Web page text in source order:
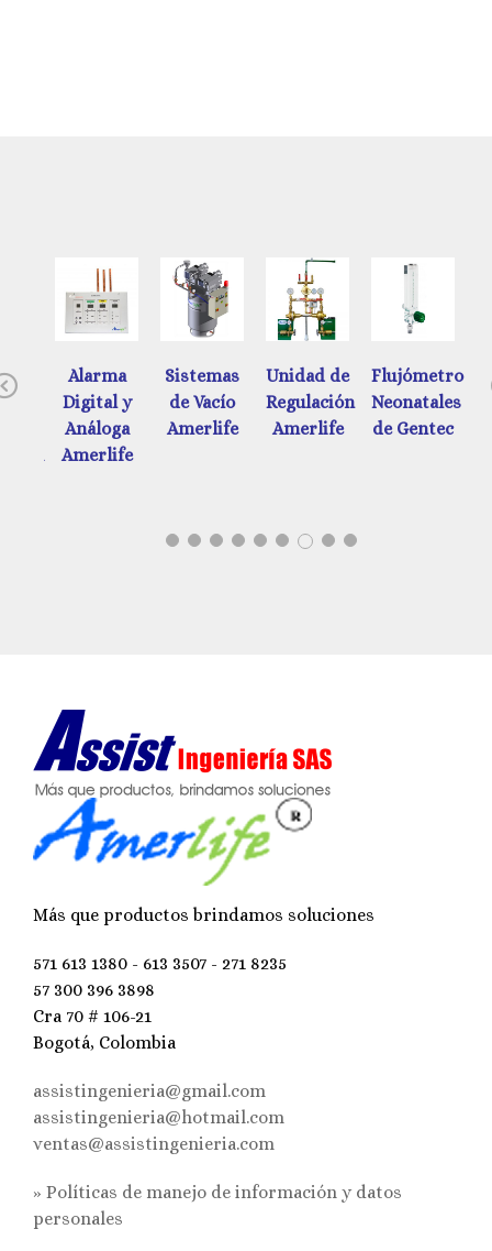
Previous
Alarma
Digital y
Análoga
Amerlife
Sistemas
de Vacío
Amerlife
Unidad de
Regulación
Amerlife
Flujómetros
Neonatales
de Gentec
Más que productos brindamos soluciones
571 613 1380 - 613 3507 - 271 8235
57 300 396 3898
Cra 70 # 106-21
Bogotá, Colombia
assistingenieria@gmail.com
assistingenieria@hotmail.com
ventas@assistingenieria.com
» Políticas de manejo de información y datos
personales